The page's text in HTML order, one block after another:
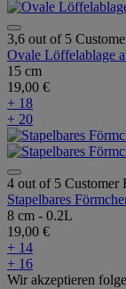
3,6 out of 5
Ovale Löffelablage
15 cm
19,00 €
+ 18
+ 20
4 out of 5 Customer
Stapelbares
8 cm - 0.2L
19,00 €
+ 14
+ 16
Wir akzeptieren